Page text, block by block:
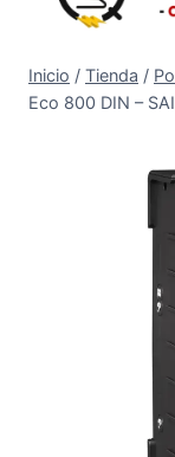
Inicio / Tienda /
Eco 800 DIN –